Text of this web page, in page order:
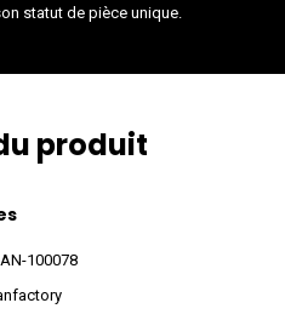
statut de pièce unique.
produit
100078